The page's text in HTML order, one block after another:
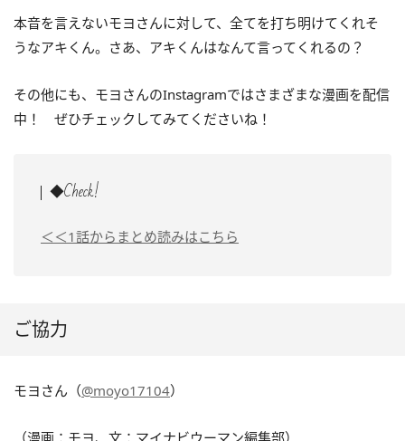
本音を言えないモヨさんに対して、全てを打ち明けてくれそ
うなアキくん。さあ、アキくんはなんて言ってくれるの？
その他にも、モヨさんのInstagramではさまざまな漫画を配信
中！ ぜひチェックしてみてくださいね！
◆Check!
＜＜1話からまとめ読みはこちら
ご協力
モヨさん（@moyo17104）
（漫画：モヨ、文：マイナビウーマン編集部）